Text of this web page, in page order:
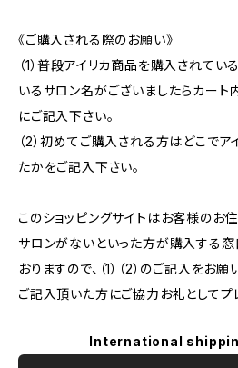
《ご購入される際のお願い》
（1）普段アイリカ商品を購入されてい
いるサロン名がございましたらカート
にご記入下さい。
（2）初めてご購入される方はどこで
たかをご記入下さい。
このショッピングサイトはお客様のお
サロンがないといった方が購入する
おりますので、（1）（2）のご記入をお願
ご記入頂いた方にご協力お礼としてプ
International